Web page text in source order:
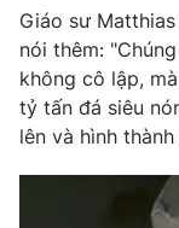
Video
VTV Money
VTV Sức khoẻ
Giáo sư
nói thêm:
không cô lập,
tỷ tấn đá siêu
lên và hình